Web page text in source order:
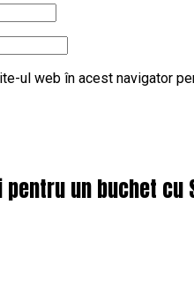
ul web în acest navigator
un buchet